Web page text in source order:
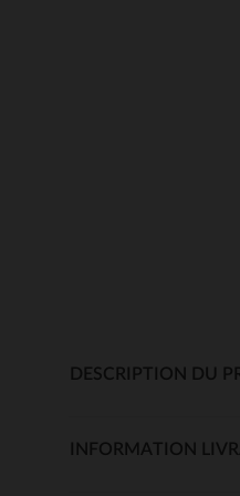
DESCRIPTION DU
INFORMATION